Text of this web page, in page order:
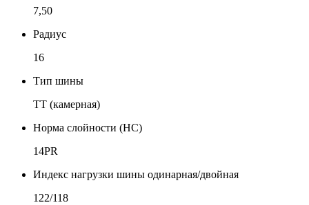
7,50
Радиус
16
Тип шины
TT (камерная)
Норма слойности (НС)
14PR
Индекс нагрузки шины одинарная/двойная
122/118